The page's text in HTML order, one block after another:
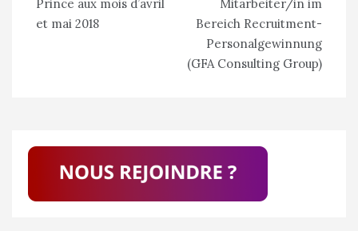
l’article
Prince aux mois d’avril
et mai 2018
Mitarbeiter/in im
Bereich Recruitment-
Personalgewinnung
(GFA Consulting Group)